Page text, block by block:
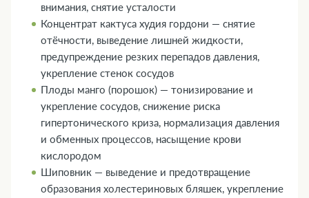
внимания, снятие усталости
Концентрат кактуса худия гордони — снятие
отёчности, выведение лишней жидкости,
предупреждение резких перепадов давления,
укрепление стенок сосудов
Плоды манго (порошок) — тонизирование и
укрепление сосудов, снижение риска
гипертонического криза, нормализация давления
и обменных процессов, насыщение крови
кислородом
Шиповник — выведение и предотвращение
образования холестериновых бляшек, укрепление